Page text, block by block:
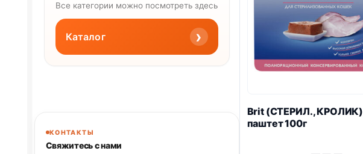
Brit (СТЕРИЛ., КРОЛИК)
паштет 100г
Все категории можно посмотреть здесь
Каталог ›
КОНТАКТЫ
Свяжитесь с нами